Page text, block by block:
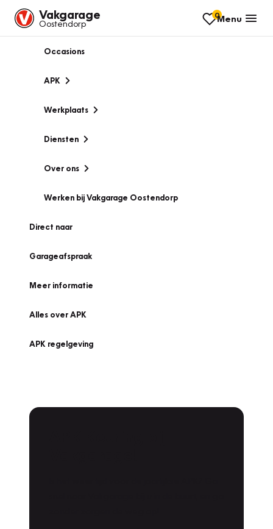
Vakgarage
Oostendorp
0Menu
Occasions
APK
Werkplaats
Diensten
Over ons
Werken bij Vakgarage Oostendorp
Direct naar
Garageafspraak
Meer informatie
Alles over APK
APK regelgeving